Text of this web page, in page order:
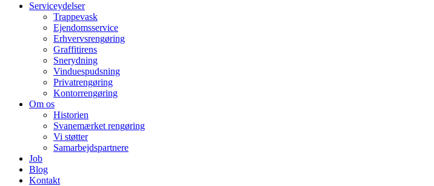
Serviceydelser
Trappevask
Ejendomsservice
Erhvervsrengøring
Graffitirens
Snerydning
Vinduespudsning
Privatrengøring
Kontorrengøring
Om os
Historien
Svanemærket rengøring
Vi støtter
Samarbejdspartnere
Job
Blog
Kontakt